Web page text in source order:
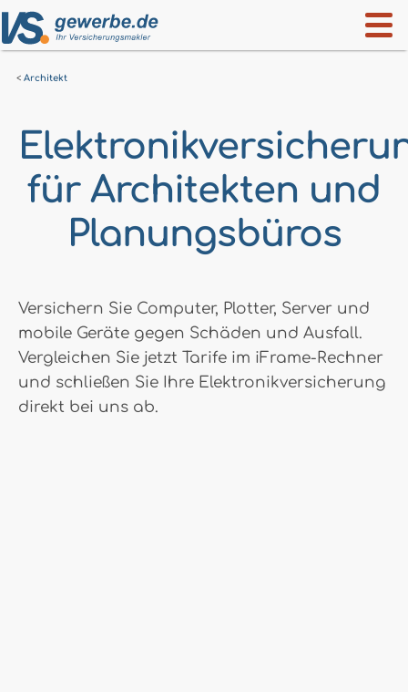
Architekt
für Architekten und
Planungsbüros
Versichern Sie Computer, Plotter, Server und
mobile Geräte gegen Schäden und Ausfall.
Vergleichen Sie jetzt Tarife im iFrame-Rechner
und schließen Sie Ihre Elektronikversicherung
direkt bei uns ab.